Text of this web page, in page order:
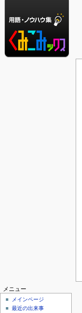
メニュー
メインページ
最近の出来事